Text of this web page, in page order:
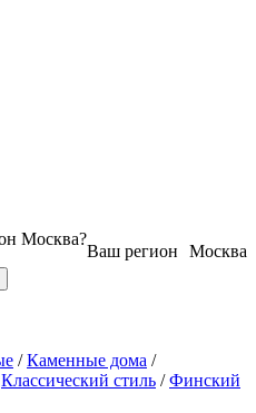
Москва
Ваш регион
Москва?
/Каменные дома /
Классический стиль /Финский